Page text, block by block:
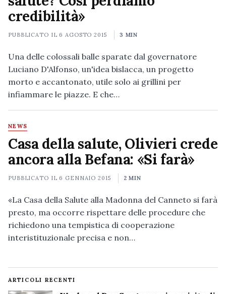
credibilità»
PUBBLICATO IL 6 AGOSTO 2015 3 MIN
Una delle colossali balle sparate dal governatore
Luciano D'Alfonso, un'idea bislacca, un progetto
morto e accantonato, utile solo ai grillini per
infiammare le piazze. E che…
NEWS
Casa della salute, Olivieri crede
ancora alla Befana: «Si farà»
PUBBLICATO IL 6 GENNAIO 2015 2 MIN
«La Casa della Salute alla Madonna del Canneto si farà
presto, ma occorre rispettare delle procedure che
richiedono una tempistica di cooperazione
interistituzionale precisa e non…
ARTICOLI RECENTI